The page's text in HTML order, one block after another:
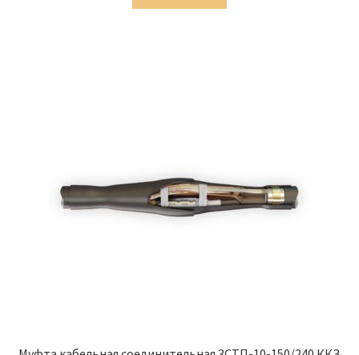
8,454.00 ₽.